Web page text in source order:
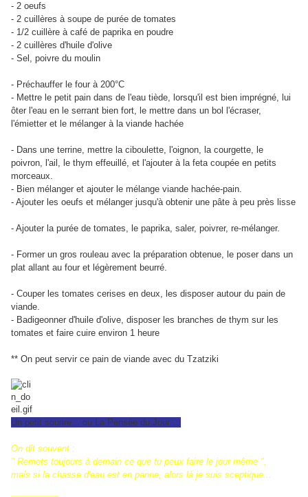
- 2 oeufs
- 2 cuillères à soupe de purée de tomates
- 1/2 cuillère à café de paprika en poudre
- 2 cuillères d'huile d'olive
- Sel, poivre du moulin
- Préchauffer le four à 200°C
- Mettre le petit pain dans de l'eau tiède, lorsqu'il est bien imprégné, lui
ôter l'eau en le serrant bien fort, le mettre dans un bol l'écraser,
l'émietter et le mélanger à la viande hachée
- Dans une terrine, mettre la ciboulette, l'oignon, la courgette, le
poivron, l'ail, le thym effeuillé, et l'ajouter à la feta coupée en petits
morceaux.
- Bien mélanger et ajouter le mélange viande hachée-pain.
- Ajouter les oeufs et mélanger jusqu'à obtenir une pâte à peu près lisse
- Ajouter la purée de tomates, le paprika, saler, poivrer, re-mélanger.
- Former un gros rouleau avec la préparation obtenue, le poser dans un
plat allant au four et légèrement beurré.
- Couper les tomates cerises en deux, les disposer autour du pain de
viande.
- Badigeonner d'huile d'olive, disposer les branches de thym sur les
tomates et faire cuire environ 1 heure
** On peut servir ce pain de viande avec du Tzatziki
Un petit sourire... ou La Pensée du Jour ...
On dit souvent :
" Remets toujours à demain ce que tu peux faire le jour même ",
mais si la chasse d'eau est en panne, alors là je suis sceptique...